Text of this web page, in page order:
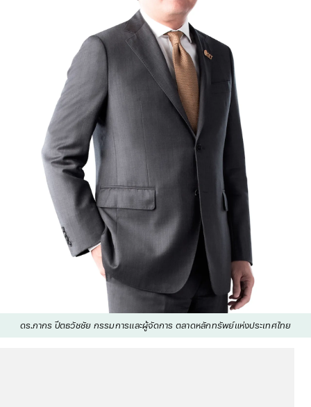
ดร.ภากร ปีตธวัชชัย กรรมการและผู้จัดการ ตลาดหลักทรัพย์แห่งประเทศไทย